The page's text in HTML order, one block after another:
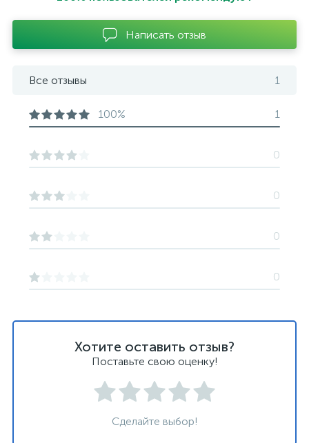
Хотите оставить отзыв?
Поставьте свою оценку!
Сделайте выбор!
Написать отзыв
Все отзывы 1
100% 1
0
0
0
0